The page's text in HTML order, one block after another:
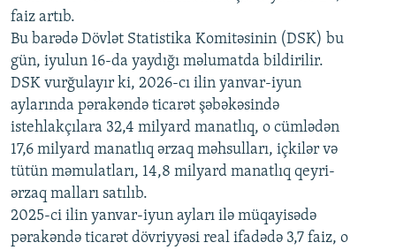
Auto 240p 360p 480p
720p 1080p
720p
1080p
faiz artıb.
Bu barədə Dövlət Statistika Komitəsinin (DSK) bu
gün, iyulun 16-da yaydığı məlumatda bildirilir.
DSK vurğulayır ki, 2026-cı ilin yanvar-iyun
aylarında pərakəndə ticarət şəbəkəsində
istehlakçılara 32,4 milyard manatlıq, o cümlədən
17,6 milyard manatlıq ərzaq məhsulları, içkilər və
tütün məmulatları, 14,8 milyard manatlıq qeyri-
ərzaq malları satılıb.
2025-ci ilin yanvar-iyun ayları ilə müqayisədə
pərakəndə ticarət dövriyyəsi real ifadədə 3,7 faiz, o